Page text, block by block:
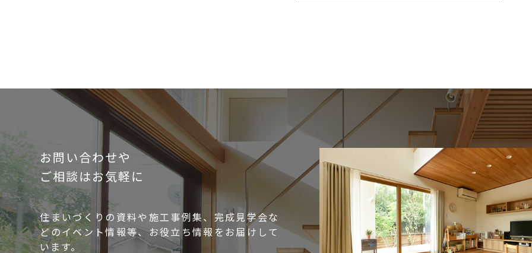
お問い合わせや
ご相談はお気軽に
住まいづくりの資料や施工事例集、完成見学会な
どのイベント情報等、お役立ち情報をお届けして
います。